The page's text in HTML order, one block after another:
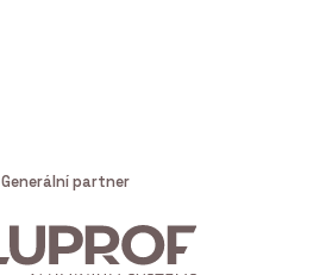
Generální partner